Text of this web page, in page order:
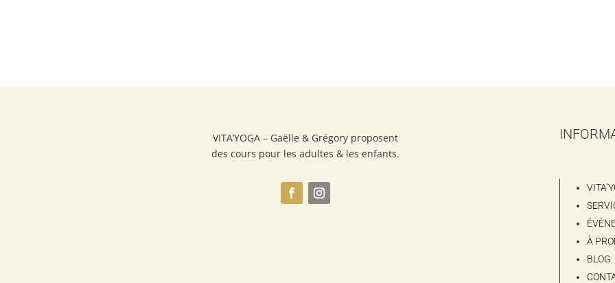
VITA’YOGA – Gaëlle & Grégory proposent
des cours pour les adultes & les enfants.
À
BLOG